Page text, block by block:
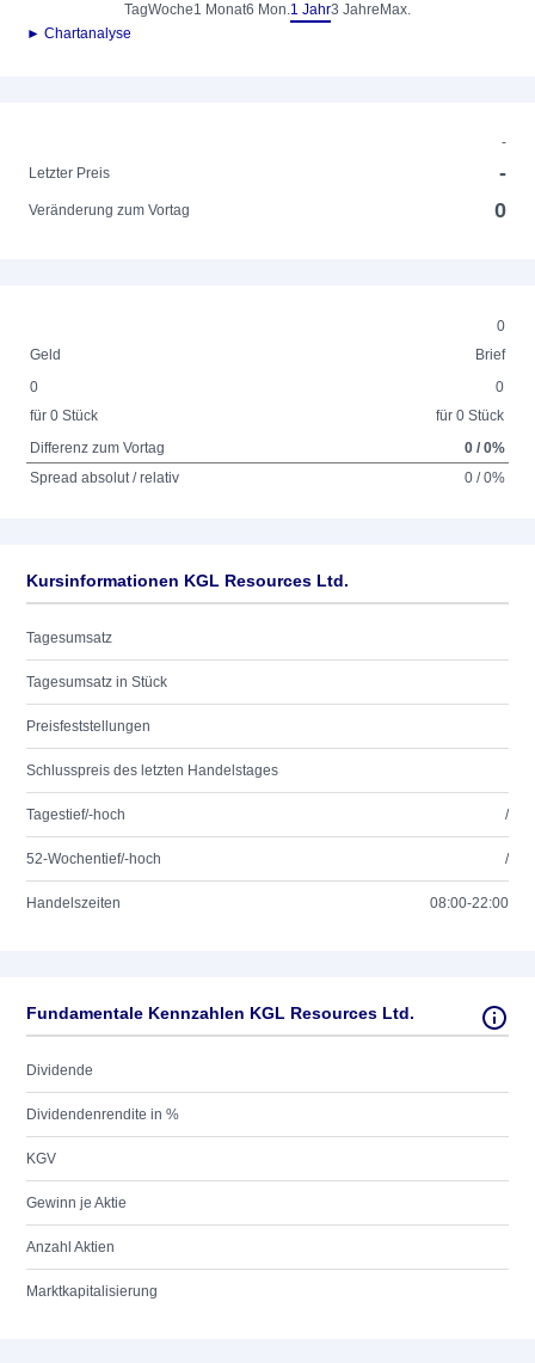
TagWoche1 Monat6 Mon.1 Jahr3 Jahre Max.
► Chartanalyse
-
Letzter Preis
-
Veränderung zum Vortag 0
0
Geld
Brief
0
für 0 Stück
0
für 0 Stück
Differenz zum Vortag
0 / 0%
Spread absolut / relativ
0 / 0%
Kursinformationen KGL Resources Ltd.
Tagesumsatz
Tagesumsatz in Stück
Preisfeststellungen
Schlusspreis des letzten Handelstages
Tagestief/-hoch /
52-Wochentief/-hoch /
Handelszeiten 08:00-22:00
Fundamentale Kennzahlen KGL Resources Ltd.
Dividende
Dividendenrendite in %
KGV
Gewinn je Aktie
Anzahl Aktien
Marktkapitalisierung